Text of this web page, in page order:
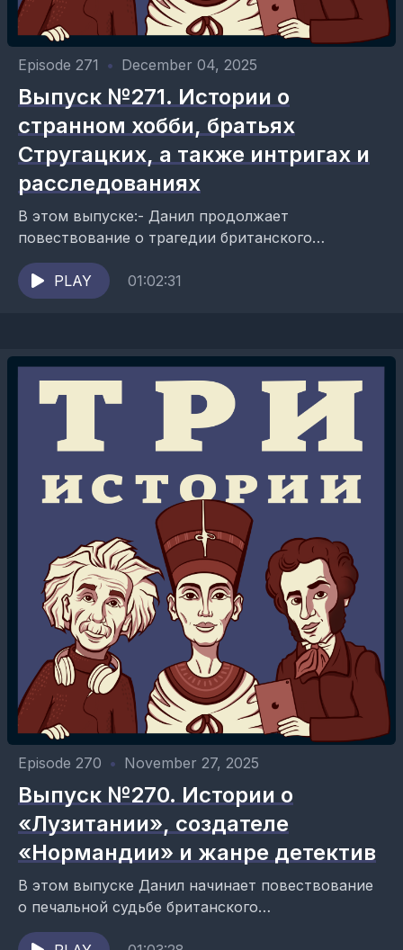
Episode 271 • December 04, 2025
Выпуск №271. Истории о
странном хобби, братьях
Стругацких, а также интригах и
расследованиях
В этом выпуске:- Данил продолжает
повествование о трагедии британского
трансатлантического пассажирского лайнера
«Лузитания»;- Юля говорит о жизни и творчестве
известных фантастов Аркадия и Бориса...
PLAY 01:02:31
Episode 270 • November 27, 2025
Выпуск №270. Истории о
«Лузитании», создателе
«Нормандии» и жанре детектив
В этом выпуске Данил начинает повествование
о печальной судьбе британского
трансатлантического пассажирского лайнера